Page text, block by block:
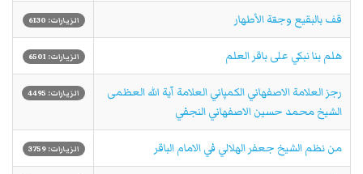
قف بالبقيع وجنـَّة الأطهار الزيارات: 6130
هلم بنا نبكي على باقر العلم الزيارات: 6501
رجز العلامة الاصفهاني الكمپاني العلامة آية الله العظمى
الشيخ محمد حسين الاصفهاني النجفي
الزيارات: 4495
من نظم الشيخ جعفر الهلالي في الامام الباقر الزيارات: 3759